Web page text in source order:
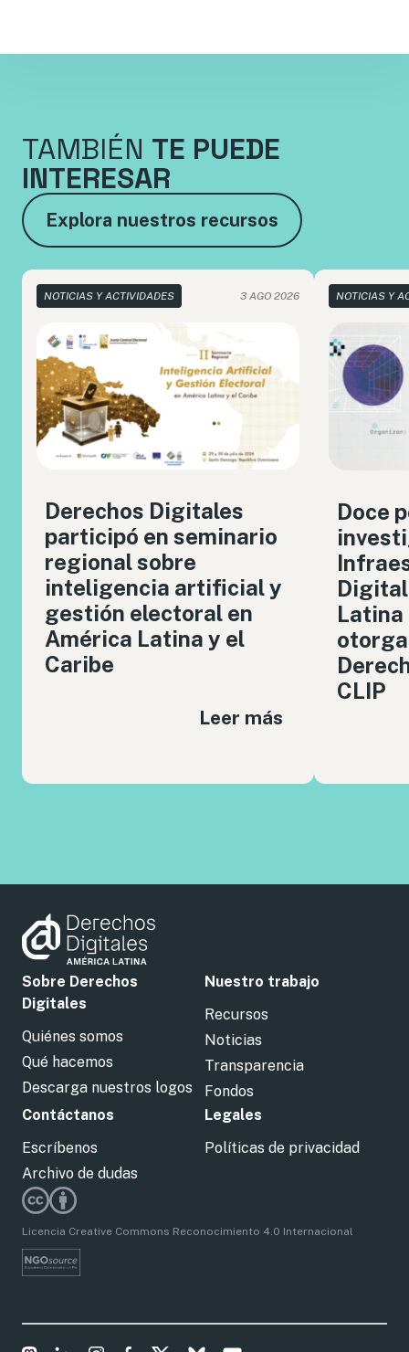
TAMBIÉN TE PUEDE
INTERESAR
Explora nuestros recursos
NOTICIAS Y ACTIVIDADES 3 AGO 2026
Derechos Digitales
participó en seminario
regional sobre
inteligencia artificial y
gestión electoral en
América Latina y el
Caribe
Leer más
NOTICIAS Y
Doce
Latina
CLIP
Sobre Derechos
Digitales
Quiénes somos
Qué hacemos
Descarga nuestros logos
Nuestro trabajo
Recursos
Noticias
Transparencia
Fondos
Contáctanos
Escríbenos
Archivo de dudas
Legales
Políticas de privacidad
Licencia Creative Commons Reconocimiento 4.0 Internacional